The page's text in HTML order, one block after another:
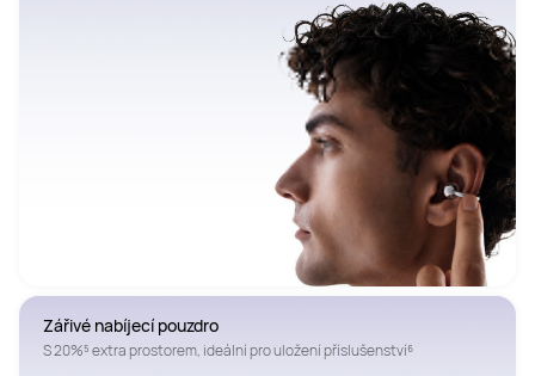
Zářivé nabíjecí pouzdro
S 20%⁵ extra prostorem, ideální pro uložení příslušenství⁶